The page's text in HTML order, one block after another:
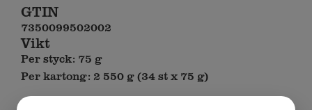
GTIN
7350099502002
Vikt
Per styck: 75 g
Per kartong: 2 550 g (34 st x 75 g)